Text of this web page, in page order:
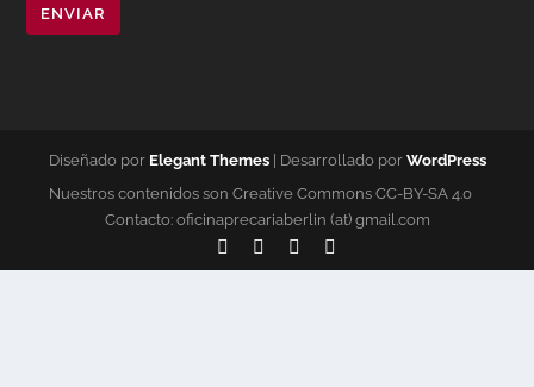
ENVIAR
Diseñado por Elegant Themes| Desarrollado por WordPress
Nuestros contenidos son Creative Commons CC-BY-SA 4.0
Contacto: oficinaprecariaberlin (at) gmail.com